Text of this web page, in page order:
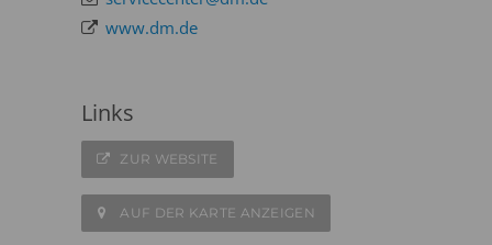
www.dm.de
Links
ZUR WEBSITE
AUF DER KARTE ANZEIGEN